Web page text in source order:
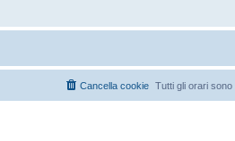
Tutti gli orari sono
Cancella cookie